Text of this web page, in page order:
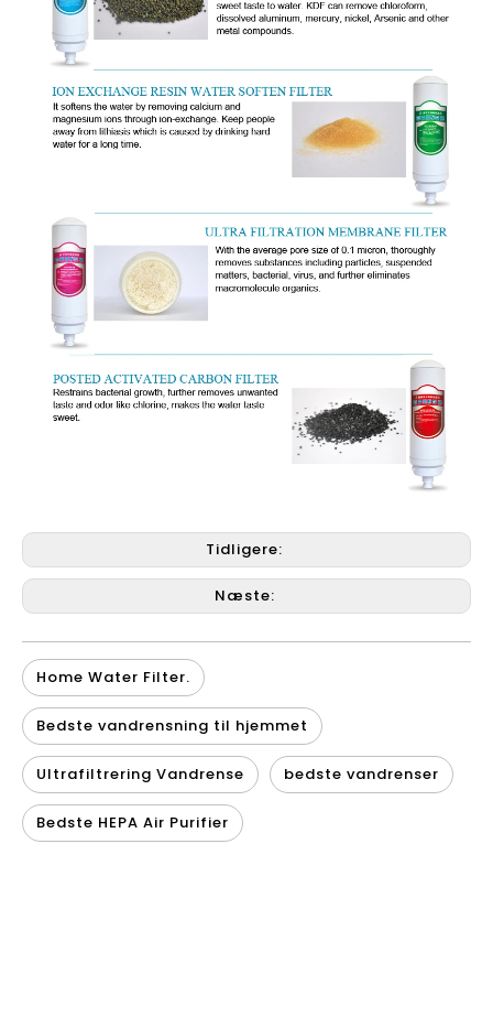
Tidligere:
Næste:
Home Water Filter.
Bedste vandrensning til hjemmet
Ultrafiltrering Vandrense bedste vandrenser
Bedste HEPA Air Purifier